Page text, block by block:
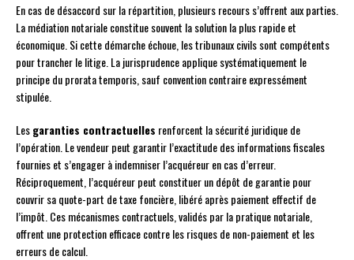
En cas de désaccord sur la répartition, plusieurs recours s’offrent aux parties.
La médiation notariale constitue souvent la solution la plus rapide et
économique. Si cette démarche échoue, les tribunaux civils sont compétents
pour trancher le litige. La jurisprudence applique systématiquement le
principe du prorata temporis, sauf convention contraire expressément
stipulée.
Lesgaranties contractuelles renforcent la sécurité juridique de
l’opération. Le vendeur peut garantir l’exactitude des informations fiscales
fournies et s’engager à indemniser l’acquéreur en cas d’erreur.
Réciproquement, l’acquéreur peut constituer un dépôt de garantie pour
couvrir sa quote-part de taxe foncière, libéré après paiement effectif de
l’impôt. Ces mécanismes contractuels, validés par la pratique notariale,
offrent une protection efficace contre les risques de non-paiement et les
erreurs de calcul.